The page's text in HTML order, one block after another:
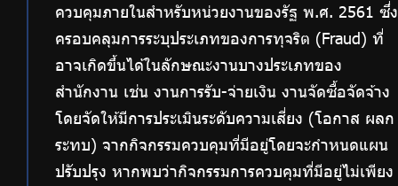
ควบคุมภายในสำหรับหน่วยงานของรัฐ พ.ศ. 2561 ซึ่ง
ครอบคลุมการระบุประเภทของการทุจริต (Fraud) ที่
อาจเกิดขึ้นได้ในลักษณะงานบางประเภทของ
สำนักงาน เช่น งานการรับ-จ่ายเงิน งานจัดซื้อจัดจ้าง
โดยจัดให้มีการประเมินระดับความเสี่ยง (โอกาส ผลก
ระทบ) จากกิจกรรมควบคุมที่มีอยู่โดยจะกำหนดแผน
ปรับปรุง หากพบว่ากิจกรรมการควบคุมที่มีอยู่ไม่เพียง